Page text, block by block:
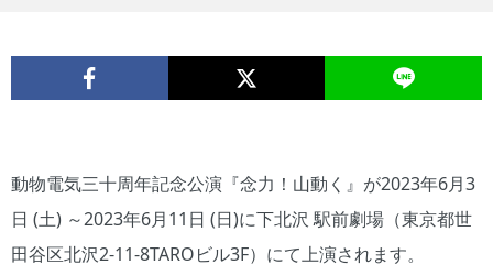
動物電気三十周年記念公演『念力！山動く』が2023年6月3
日 (土) ～2023年6月11日 (日)に下北沢 駅前劇場（東京都世
田谷区北沢2-11-8TAROビル3F）にて上演されます。